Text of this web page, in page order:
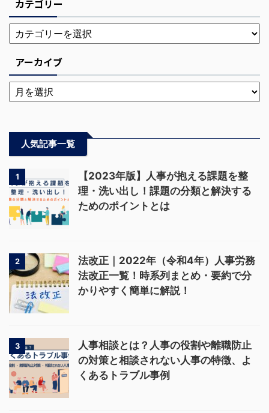
カテゴリー
アーカイブ
人気記事一覧
1
【2023年版】人事が抱える課題を整
理・洗い出し！課題の分類と解決する
ためのポイントとは
2
法改正｜2022年（令和4年）人事労務
法改正一覧！時系列まとめ・要約で分
かりやすく簡単に解説！
3
人事相談とは？人事の役割や離職防止
の対策と相談されない人事の特徴、よ
くあるトラブル事例